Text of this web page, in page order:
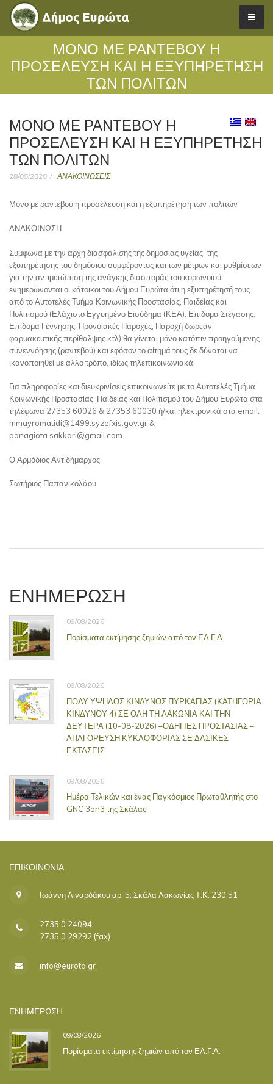
ΜΌΝΟ ΜΕ ΡΑΝΤΕΒΟΎ Η
ΠΡΟΣΈΛΕΥΣΗ ΚΑΙ Η ΕΞΥΠΗΡΈΤΗΣΗ
ΤΩΝ ΠΟΛΙΤΏΝ
ΜΌΝΟ ΜΕ ΡΑΝΤΕΒΟΎ Η
ΠΡΟΣΈΛΕΥΣΗ ΚΑΙ Η ΕΞΥΠΗΡΈΤΗΣΗ
ΤΩΝ ΠΟΛΙΤΏΝ
28/05/2020 ΑΝΑΚΟΙΝΩΣΕΙΣ
Μόνο με ραντεβού η προσέλευση και η εξυπηρέτηση των πολιτών
ΑΝΑΚΟΙΝΩΣΗ
Σύμφωνα με την αρχή διασφάλισης της δημόσιας υγείας, της
εξυπηρέτησης του δημόσιου συμφέροντος και των μέτρων και ρυθμίσεων
για την αντιμετώπιση της ανάγκης διασποράς του κορωνοϊού,
ενημερώνονται οι κάτοικοι του Δήμου Ευρώτα ότι η εξυπηρέτησή τους
από το Αυτοτελές Τμήμα Κοινωνικής Προστασίας, Παιδείας και
Πολιτισμού (Ελάχιστο Εγγυημένο Εισόδημα (ΚΕΑ), Επίδομα Στέγασης,
Επίδομα Γέννησης, Προνοιακές Παροχές, Παροχή δωρεάν
φαρμακευτικής περίθαλψης κτλ) θα γίνεται μόνο κατόπιν προηγούμενης
συνεννόησης (ραντεβού) και εφόσον το αίτημά τους δε δύναται να
ικανοποιηθεί με άλλο τρόπο, ιδίως τηλεπικοινωνιακά.
Για πληροφορίες και διευκρινίσεις επικοινωνείτε με το Αυτοτελές Τμήμα
Κοινωνικής Προστασίας, Παιδείας και Πολιτισμού του Δήμου Ευρώτα στα
τηλέφωνα 27353 60026 & 27353 60030 ή/και ηλεκτρονικά στα email:
mmayromatidi@1499.syzefxis.gov.gr &
panagiota.sakkari@gmail.com.
Ο Αρμόδιος Αντιδήμαρχος
Σωτήριος Παπανικολάου
ΕΝΗΜΕΡΩΣΗ
09/08/2026
Πορίσματα εκτίμησης ζημιών από τον ΕΛ.Γ.Α.
09/08/2026
ΠΟΛΥ ΥΨΗΛΟΣ ΚΙΝΔΥΝΟΣ ΠΥΡΚΑΓΙΑΣ (ΚΑΤΗΓΟΡΙΑ
ΚΙΝΔΥΝΟΥ 4) ΣΕ ΟΛΗ ΤΗ ΛΑΚΩΝΙΑ ΚΑΙ ΤΗΝ
ΔΕΥΤΕΡΑ (10-08-2026) –ΟΔΗΓΙΕΣ ΠΡΟΣΤΑΣΙΑΣ –
ΑΠΑΓΟΡΕΥΣΗ ΚΥΚΛΟΦΟΡΙΑΣ ΣΕ ΔΑΣΙΚΕΣ
ΕΚΤΑΣΕΙΣ
09/08/2026
Ημέρα Τελικών και ένας Παγκόσμιος Πρωταθλητής στο
GNC 3on3 της Σκάλας!
ΕΠΙΚΟΙΝΩΝΊΑ
Ιωάννη Λιναρδάκου αρ. 5, Σκάλα Λακωνίας Τ.Κ. 230 51
2735 0 24094
2735 0 29292 (fax)
info@eurota.gr
ΕΝΗΜΕΡΩΣΗ
09/08/2026
Πορίσματα εκτίμησης ζημιών από τον ΕΛ.Γ.Α.